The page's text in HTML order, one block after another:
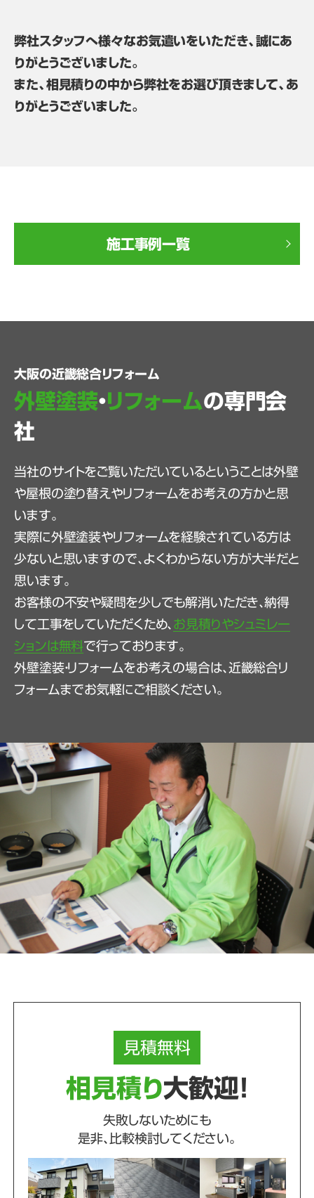
弊社スタッフへ様々なお気遣いをいただき、誠にあ
りがとうございました。
また、相見積りの中から弊社をお選び頂きまして、あ
りがとうございました。
施工事例一覧
大阪の近畿総合リフォーム
外壁塗装・リフォームの専門会
社
当社のサイトをご覧いただいているということは外壁
や屋根の塗り替えやリフォームをお考えの方かと思
います。
実際に外壁塗装やリフォームを経験されている方は
少ないと思いますので、よくわからない方が大半だと
思います。
お客様の不安や疑問を少しでも解消いただき、納得
して工事をしていただくため、 お見積りやシュミレー
ションは無料で行っております。
外壁塗装・リフォームをお考えの場合は、近畿総合リ
フォームまでお気軽にご相談ください。
見積無料
相見積り大歓迎！
失敗しないためにも
是非、比較検討してください。